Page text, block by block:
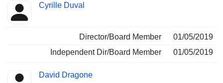
Cyrille Duval
Director/Board Member
01/05/2019
Independent Dir/Board Member
01/05/2019
David Dragone